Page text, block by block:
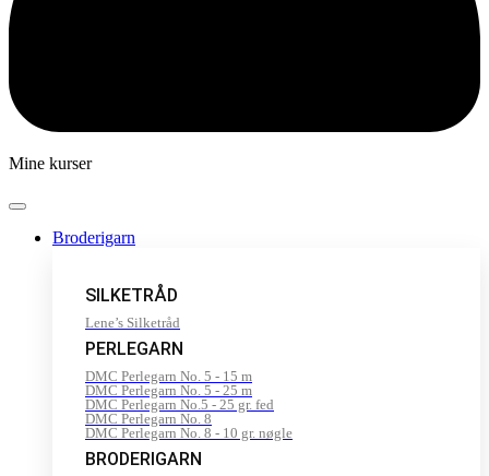
Mine kurser
Broderigarn
SILKETRÅD
Lene’s Silketråd
PERLEGARN
DMC Perlegarn No. 5 - 15 m
DMC Perlegarn No. 5 - 25 m
DMC Perlegarn No.5 - 25 gr. fed
DMC Perlegarn No. 8
DMC Perlegarn No. 8 - 10 gr. nøgle
BRODERIGARN